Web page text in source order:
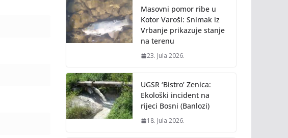
Masovni pomor ribe u
Kotor Varoši: Snimak iz
Vrbanje prikazuje stanje
na terenu
23. Jula 2026.
UGSR ‘Bistro’ Zenica:
Ekološki incident na
rijeci Bosni (Banlozi)
18. Jula 2026.